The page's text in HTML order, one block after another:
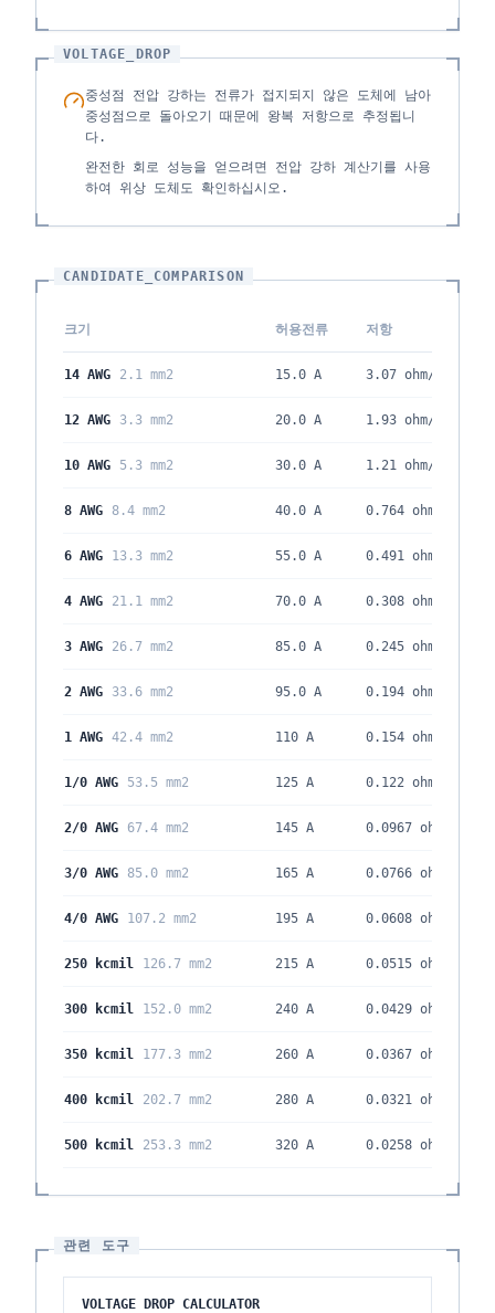
VOLTAGE_DROP
중성점 전압 강하는 전류가 접지되지 않은 도체에 남아
중성점으로 돌아오기 때문에 왕복 저항으로 추정됩니
다.
완전한 회로 성능을 얻으려면 전압 강하 계산기를 사용
하여 위상 도체도 확인하십시오.
CANDIDATE_COMPARISON
크기 허용전류 저항
14 AWG 2.1 mm2 15.0 A 3.07 ohm/kft
12 AWG 3.3 mm2 20.0 A 1.93 ohm/kft
10 AWG 5.3 mm2 30.0 A 1.21 ohm/kft
8 AWG 8.4 mm2 40.0 A 0.764 ohm/kft
6 AWG 13.3 mm2 55.0 A 0.491 ohm/kft
4 AWG 21.1 mm2 70.0 A 0.308 ohm/kft
3 AWG 26.7 mm2 85.0 A 0.245 ohm/kft
2 AWG 33.6 mm2 95.0 A 0.194 ohm/kft
1 AWG 42.4 mm2 110 A 0.154 ohm/kft
1/0 AWG 53.5 mm2 125 A 0.122 ohm/kft
2/0 AWG 67.4 mm2 145 A 0.0967 ohm/kft
3/0 AWG 85.0 mm2 165 A 0.0766 ohm/kft
4/0 AWG 107.2 mm2 195 A 0.0608 ohm/kft
250 kcmil 126.7 mm2 215 A 0.0515 ohm/kft
300 kcmil 152.0 mm2 240 A 0.0429 ohm/kft
350 kcmil 177.3 mm2 260 A 0.0367 ohm/kft
400 kcmil 202.7 mm2 280 A 0.0321 ohm/kft
500 kcmil 253.3 mm2 320 A 0.0258 ohm/kft
관련 도구
VOLTAGE DROP CALCULATOR